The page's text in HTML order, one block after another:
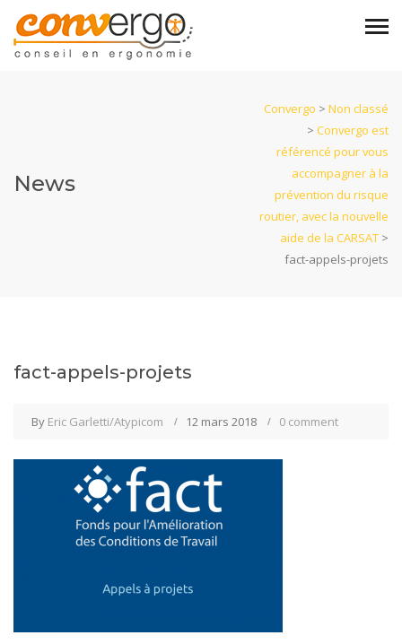
News
Convergo > Non classé
> Convergo est
référencé pour vous
accompagner à la
prévention du risque
routier, avec la nouvelle
aide de la CARSAT >
fact-appels-projets
fact-appels-projets
By Eric Garletti/Atypicom 12 mars 2018 0 comment